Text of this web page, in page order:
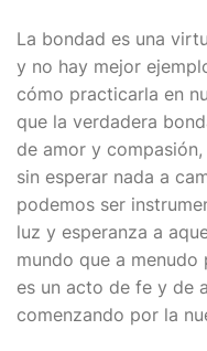
La bondad es una
y no hay mejor
cómo practicarla en
que la verdadera
de amor y
sin esperar nada a
podemos ser
luz y esperanza a
mundo que a
es un acto de fe y de
comenzando por la